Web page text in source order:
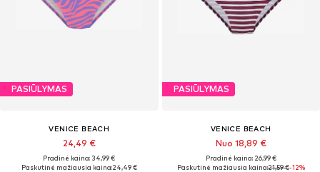
PASIŪLYMAS
VENICE BEACH
24,49 €
Pradinė kaina: 34,99 €
Paskutinė mažiausia kaina:24,49 €
PASIŪLYMAS
VENICE BEACH
Nuo 18,89 €
Pradinė kaina: 26,99 €
Paskutinė mažiausia kaina:21,59 €-12%